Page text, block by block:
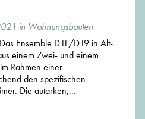
in Wohnungsbauten
Ensemble D11/D19 in Alt-
einem Zwei- und einem
Rahmen einer
den spezifischen
Die autarken,...